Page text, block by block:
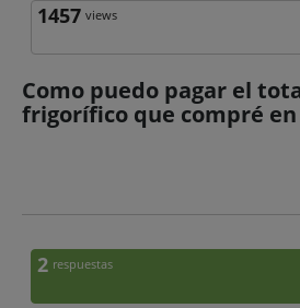
1457 views
Como puedo pagar el
frigorífico que compré
2 respuestas